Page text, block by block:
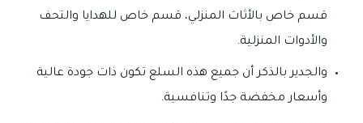
قسم خاص بالأثاث المنزلي، قسم خاص للهدايا والتحف
والأدوات المنزلية.
والجدير بالذكر أن جميع هذه السلع تكون ذات جودة عالية
وأسعار مخفضة جدًا وتنافسية.